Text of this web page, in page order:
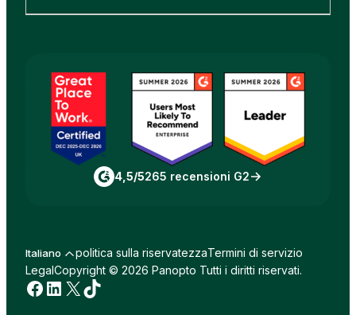
4,5/5265 recensioni G2
Italiano politica sulla riservatezzaTermini di servizio
LegalCopyright © 2026 Panopto Tutti i diritti riservati.
Facebook
LinkedIn
X TikTok